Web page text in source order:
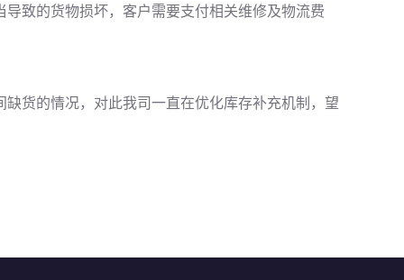
致的货物损坏，客户需要支付相关维修及物流费
货的情况，对此我司一直在优化库存补充机制，望